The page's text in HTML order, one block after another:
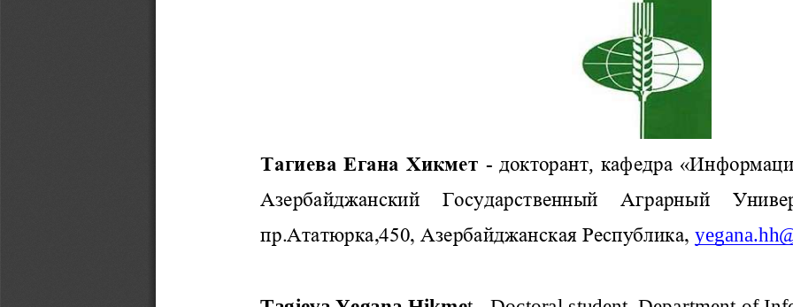
Тагиева Егана Хикмет - докторант кафедра
Азербайджанский  Государственный  Аграрный
пр.Ататюрка,450, Азербайджанская Республика, yegana.hh